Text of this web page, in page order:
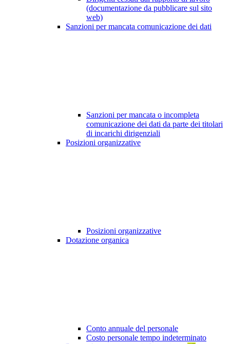
(documentazione da pubblicare sul sito
web)
Sanzioni per mancata comunicazione dei dati
Sanzioni per mancata o incompleta
comunicazione dei dati da parte dei titolari
di incarichi dirigenziali
Posizioni organizzative
Posizioni organizzative
Dotazione organica
Conto annuale del personale
Costo personale tempo indeterminato